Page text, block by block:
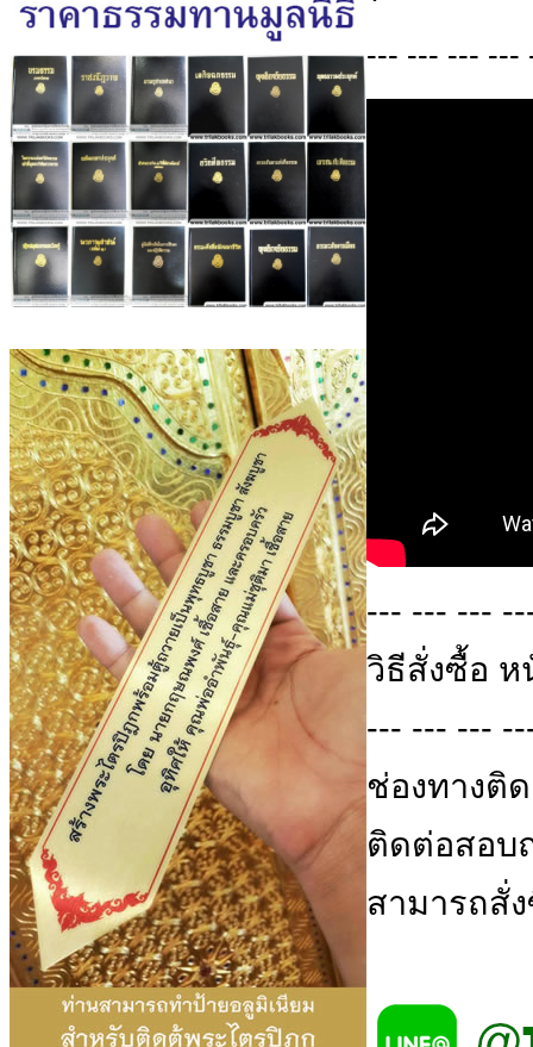
--- --- --- ---
--- --- ---
วิธีสั่งซื้อ ห
--- --- ---
ช่องทางติ
ติดต่อสอบ
สามารถสั่